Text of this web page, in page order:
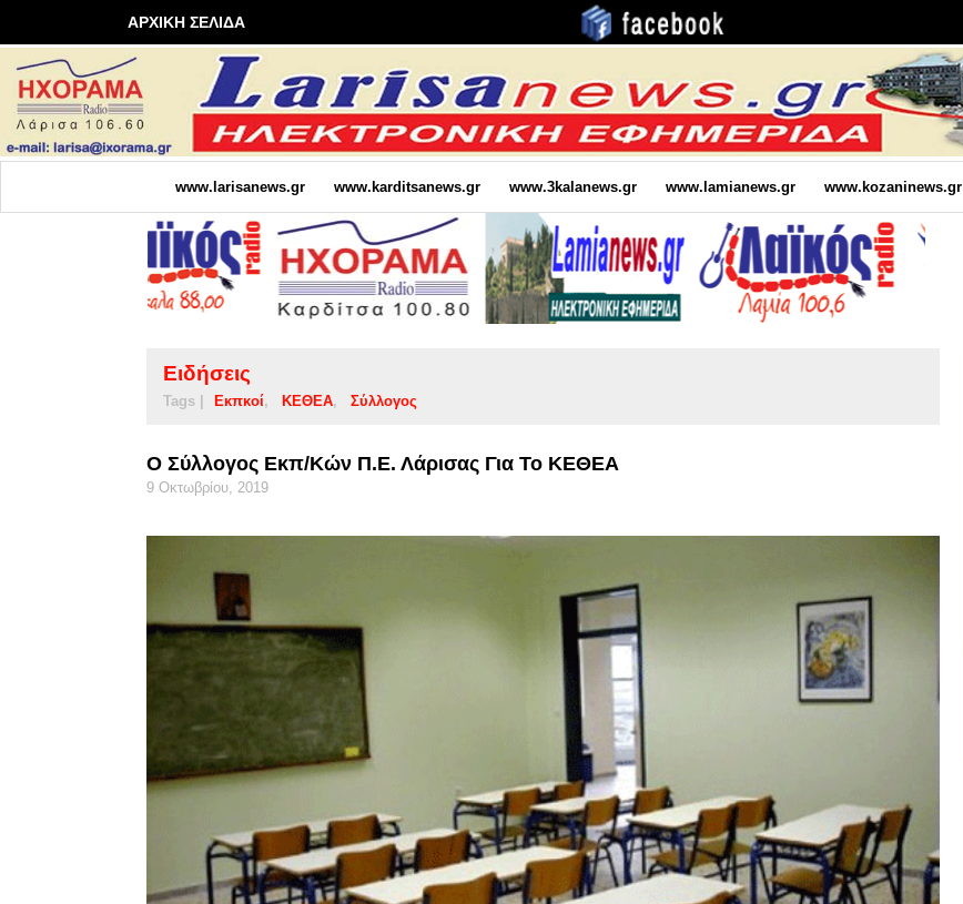
ΑΡΧΙΚΗ ΣΕΛΙΔΑ
www.larisanews.gr www.karditsanews.gr www.3kalanews.gr www.lamianews.gr www.kozaninews.gr
Ειδήσεις
Tags | Εκπκοί ΚΕΘΕΑ Σύλλογος
O Σύλλογος Εκπ/κών Π.Ε. Λάρισας Για Το ΚΕΘΕΑ
9 Οκτωβρίου, 2019